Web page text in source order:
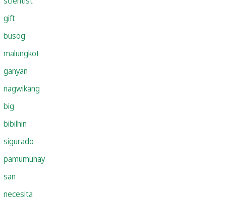
gift
busog
malungkot
ganyan
nagwikang
big
bibilhin
sigurado
pamumuhay
san
necesita